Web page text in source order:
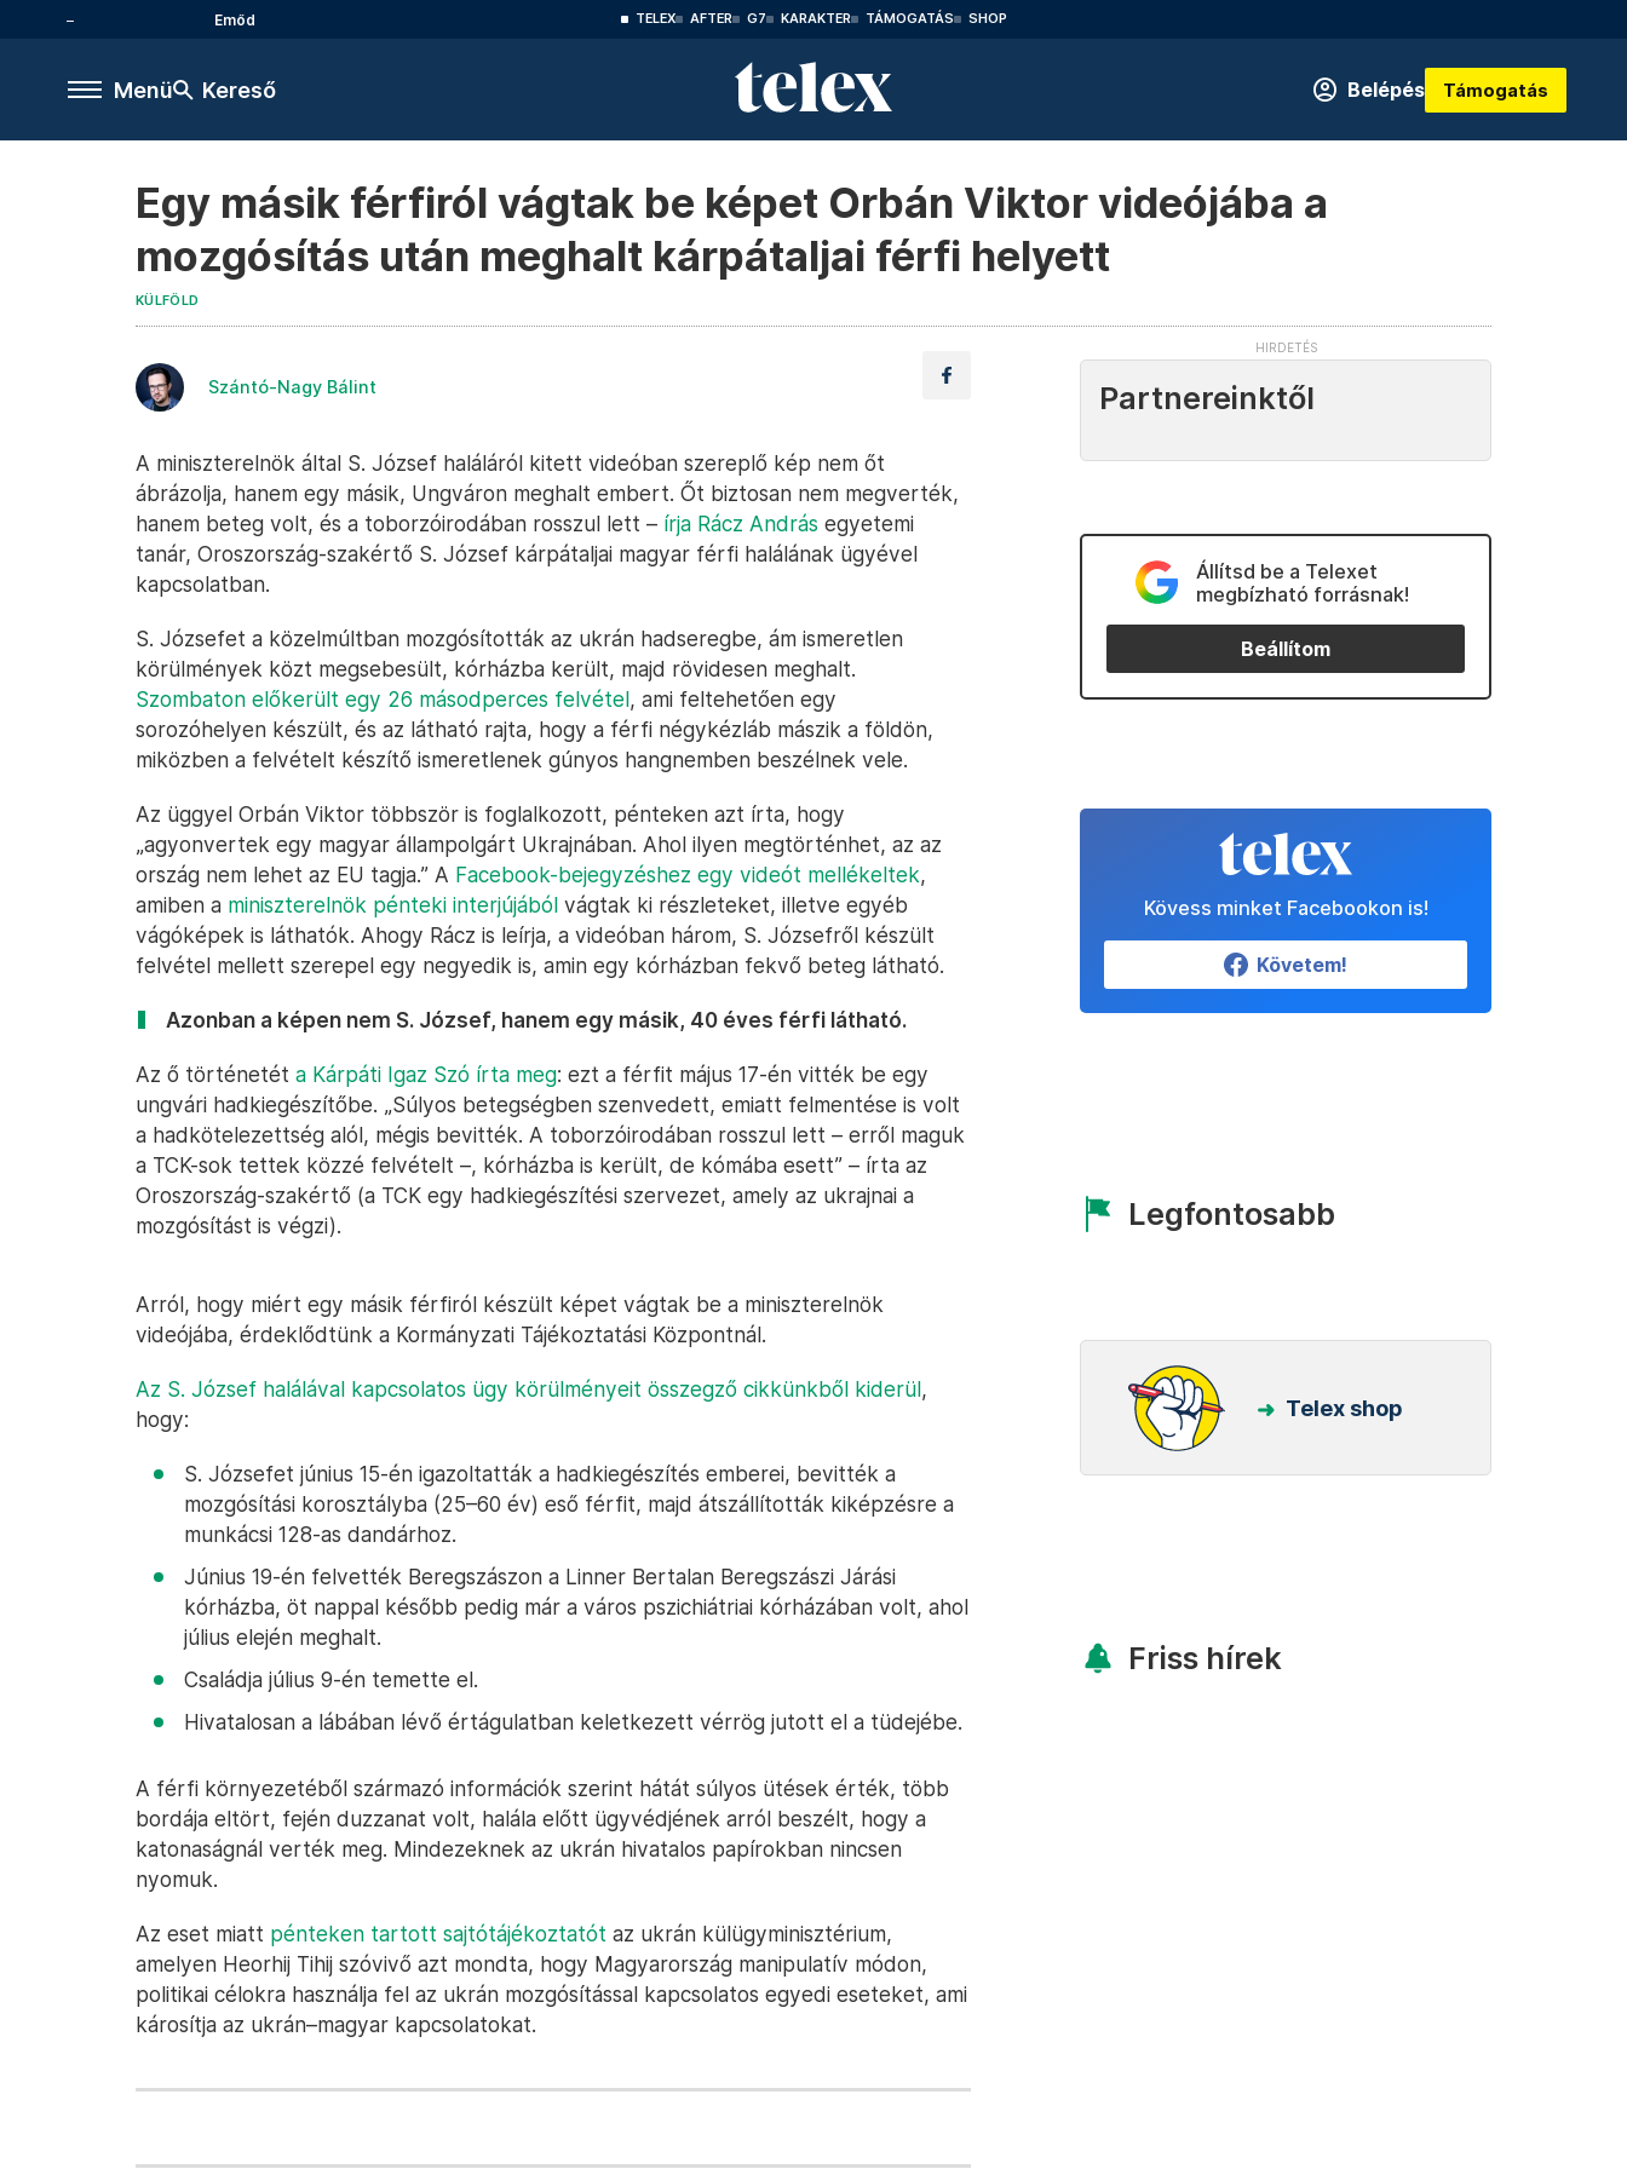
Emőd TELEX AFTER G7 KARAKTER TÁMOGATÁS SHOP
Menü Kereső Belépés Támogatás
Egy másik férfiról vágtak be képet Orbán Viktor videójába a
mozgósítás után meghalt kárpátaljai férfi helyett
KÜLFÖLD
Szántó-Nagy Bálint
A miniszterelnök által S. József haláláról kitett videóban szereplő kép nem őt
ábrázolja, hanem egy másik, Ungváron meghalt embert. Őt biztosan nem megverték,
hanem beteg volt, és a toborzóirodában rosszul lett – írja Rácz András egyetemi
tanár, Oroszország-szakértő S. József kárpátaljai magyar férfi halálának ügyével
kapcsolatban.
S. Józsefet a közelmúltban mozgósították az ukrán hadseregbe, ám ismeretlen
körülmények közt megsebesült, kórházba került, majd rövidesen meghalt.
Szombaton előkerült egy 26 másodperces felvétel, ami feltehetően egy
sorozóhelyen készült, és az látható rajta, hogy a férfi négykézláb mászik a földön,
miközben a felvételt készítő ismeretlenek gúnyos hangnemben beszélnek vele.
Az üggyel Orbán Viktor többször is foglalkozott, pénteken azt írta, hogy
„agyonvertek egy magyar állampolgárt Ukrajnában. Ahol ilyen megtörténhet, az az
ország nem lehet az EU tagja.” A Facebook-bejegyzéshez egy videót mellékeltek,
amiben a miniszterelnök pénteki interjújából vágtak ki részleteket, illetve egyéb
vágóképek is láthatók. Ahogy Rácz is leírja, a videóban három, S. Józsefről készült
felvétel mellett szerepel egy negyedik is, amin egy kórházban fekvő beteg látható.
Azonban a képen nem S. József, hanem egy másik, 40 éves férfi látható.
Az ő történetét a Kárpáti Igaz Szó írta meg: ezt a férfit május 17-én vitték be egy
ungvári hadkiegészítőbe. „Súlyos betegségben szenvedett, emiatt felmentése is volt
a hadkötelezettség alól, mégis bevitték. A toborzóirodában rosszul lett – erről maguk
a TCK-sok tettek közzé felvételt –, kórházba is került, de kómába esett” – írta az
Oroszország-szakértő (a TCK egy hadkiegészítési szervezet, amely az ukrajnai a
mozgósítást is végzi).
Arról, hogy miért egy másik férfiról készült képet vágtak be a miniszterelnök
videójába, érdeklődtünk a Kormányzati Tájékoztatási Központnál.
Az S. József halálával kapcsolatos ügy körülményeit összegző cikkünkből kiderül,
hogy:
S. Józsefet június 15-én igazoltatták a hadkiegészítés emberei, bevitték a
mozgósítási korosztályba (25–60 év) eső férfit, majd átszállították kiképzésre a
munkácsi 128-as dandárhoz.
Június 19-én felvették Beregszászon a Linner Bertalan Beregszászi Járási
kórházba, öt nappal később pedig már a város pszichiátriai kórházában volt, ahol
július elején meghalt.
Családja július 9-én temette el.
Hivatalosan a lábában lévő értágulatban keletkezett vérrög jutott el a tüdejébe.
A férfi környezetéből származó információk szerint hátát súlyos ütések érték, több
bordája eltört, fején duzzanat volt, halála előtt ügyvédjének arról beszélt, hogy a
katonaságnál verték meg. Mindezeknek az ukrán hivatalos papírokban nincsen
nyomuk.
Az eset miatt pénteken tartott sajtótájékoztatót az ukrán külügyminisztérium,
amelyen Heorhij Tihij szóvivő azt mondta, hogy Magyarország manipulatív módon,
politikai célokra használja fel az ukrán mozgósítással kapcsolatos egyedi eseteket, ami
károsítja az ukrán–magyar kapcsolatokat.
Partnereinktől
Állítsd be a Telexet
megbízható forrásnak!
Beállítom
Kövess minket Facebookon is!
Követem!
Legfontosabb
Telex shop
Friss hírek